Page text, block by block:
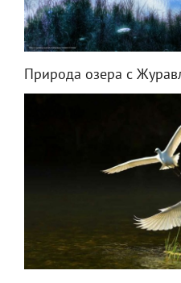
Природа озера с